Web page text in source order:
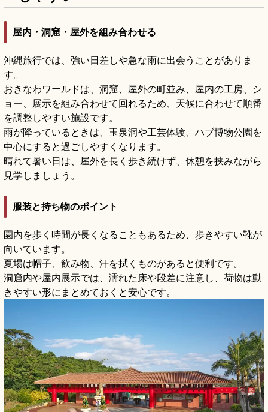
屋内・洞窟・屋外を組み合わせる
沖縄旅行では、強い日差しや急な雨に出会うことがありま
す。
おきなわワールドは、洞窟、屋外の町並み、屋内の工房、シ
ョー、展示を組み合わせて回れるため、天候に合わせて順番
を調整しやすい施設です。
雨が降っているときは、玉泉洞や工芸体験、ハブ博物公園を
中心にすると過ごしやすくなります。
晴れて暑い日は、屋外を長く歩き続けず、休憩を挟みながら
見学しましょう。
服装と持ち物のポイント
園内を歩く時間が長くなることもあるため、歩きやすい靴が
向いています。
夏場は帽子、飲み物、汗を拭くものがあると便利です。
洞窟内や屋内展示では、濡れた床や段差に注意し、荷物は動
きやすい形にまとめておくと安心です。